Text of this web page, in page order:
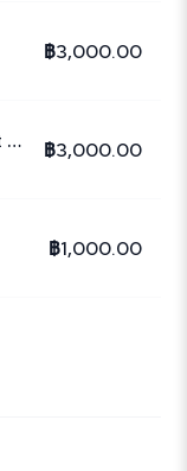
฿3,000.00
Waterford Sukhumvit 50 ฿3,000.00
฿1,000.00